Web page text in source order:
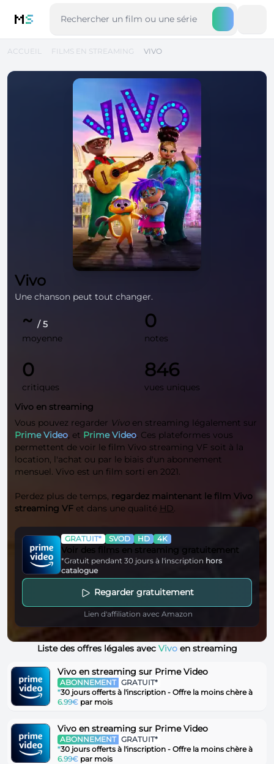
MS
ACCUEIL FILMS EN STREAMING VIVO
Vivo
Une chanson peut tout changer.
~ / 5
moyenne
0
notes
0
critiques
846
vues uniques
Vivo en streaming
Vous pouvez regarder Vivo en streaming légalement sur
Prime Video, et Prime Video. Ces plateformes vous
permettent de voir le film Vivo streaming VF soit à la
location, l'achat ou par le biais d'un abonnement
mensuel. Vivo est un film sorti en 2021.
Perdez plus de temps, regardez maintenant le film Vivo
streaming VF et dans une qualité HD.
GRATUIT* SVOD HD 4K
Voir des films en streaming gratuitement
*Gratuit pendant 30 jours à l'inscription hors
catalogue
Regarder gratuitement
Lien d'affiliation avec Amazon
Liste des offres légales avec Vivoen streaming
Vivo en streaming sur Prime Video
ABONNEMENT GRATUIT*
*30 jours offerts à l'inscription - Offre la moins chère à
6.99€ par mois
Vivo en streaming sur Prime Video
ABONNEMENT GRATUIT*
*30 jours offerts à l'inscription - Offre la moins chère à
6.99€ par mois